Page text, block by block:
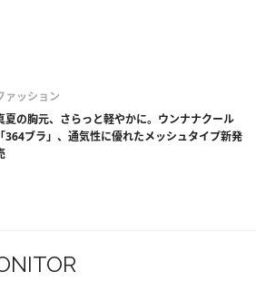
ァッション
夏の胸元、さらっと軽やかに。ウンナナクール
「364ブラ」、通気性に優れたメッシュタイプ新発